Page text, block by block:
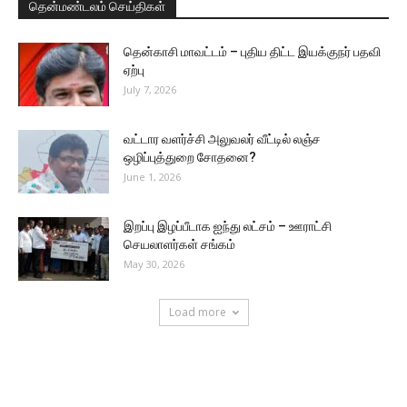
தென்மண்டலம் செய்திகள்
தென்காசி மாவட்டம் – புதிய திட்ட இயக்குநர் பதவி
ஏற்பு
July 7, 2026
வட்டார வளர்ச்சி அலுவலர் வீட்டில் லஞ்ச
ஒழிப்புத்துறை சோதனை?
June 1, 2026
இறப்பு இழப்பீடாக ஐந்து லட்சம் – ஊராட்சி
செயலாளர்கள் சங்கம்
May 30, 2026
Load more